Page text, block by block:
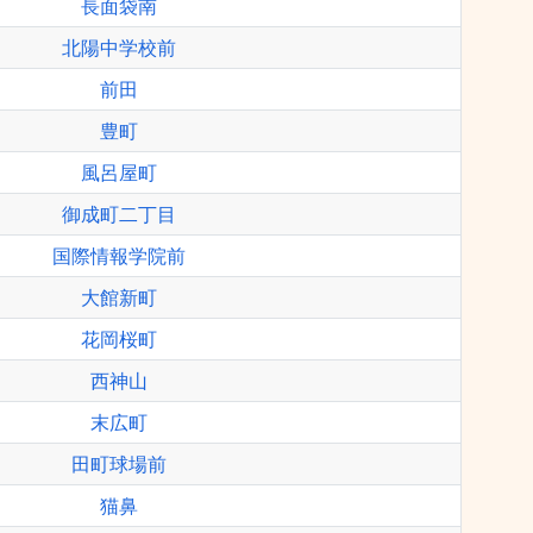
長面袋南
北陽中学校前
前田
豊町
風呂屋町
御成町二丁目
国際情報学院前
大館新町
花岡桜町
西神山
末広町
田町球場前
猫鼻